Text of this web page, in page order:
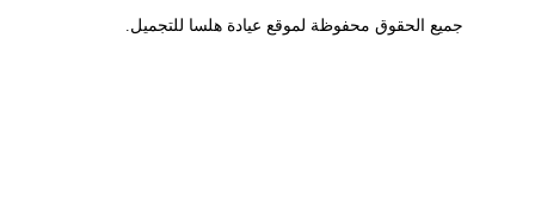
جميع الحقوق محفوظة لموقع عيادة هلسا للتجميل.